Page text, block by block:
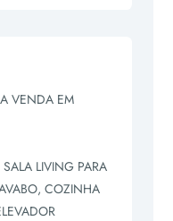
VENDA EM
LIVING PARA
COZINHA